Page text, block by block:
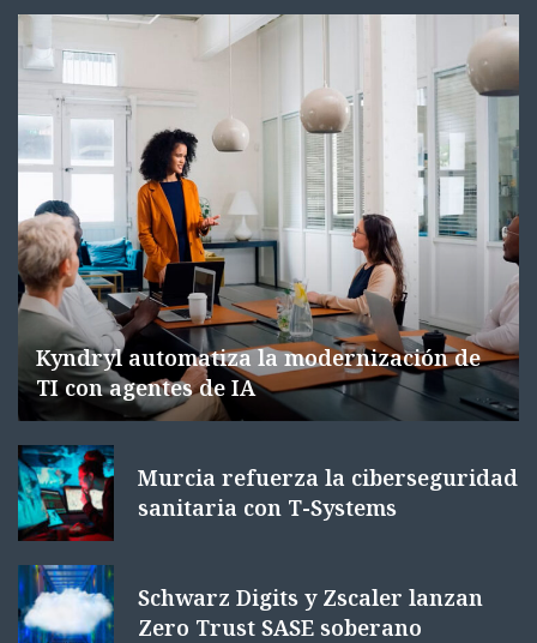
Kyndryl automatiza la modernización de
TI con agentes de IA
Murcia refuerza la ciberseguridad
sanitaria con T-Systems
Schwarz Digits y Zscaler lanzan
Zero Trust SASE soberano